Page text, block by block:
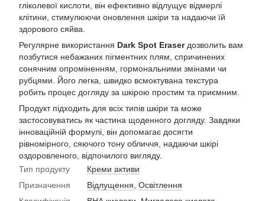
гліколевої кислоти, він ефективно відлущує відмерлі
клітини, стимулюючи оновлення шкіри та надаючи їй
здорового сяйва.
Регулярне використання Dark Spot Eraserдозволить вам
позбутися небажаних пігментних плям, спричинених
сонячним опроміненням, гормональними змінами чи
рубцями. Його легка, швидко всмоктувана текстура
робить процес догляду за шкірою простим та приємним.
Продукт підходить для всіх типів шкіри та може
застосовуватись як частина щоденного догляду. Завдяки
інноваційній формулі, він допомагає досягти
рівномірного, сяючого тону обличчя, надаючи шкірі
оздоровленого, відпочилого вигляду.
Тип продукту
Креми активи
Призначення
Відлущення Освітлення